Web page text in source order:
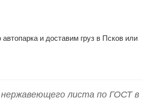
и доставим груз в Псков или
листа по ГОСТ в